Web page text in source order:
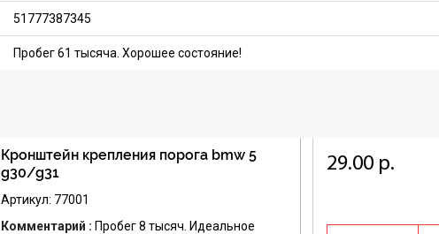
51777387345
Пробег 61 тысяча. Хорошее состояние!
Кронштейн крепления порога bmw 5
g30/g31
Артикул: 77001
Комментарий : Пробег 8 тысяч. Идеальное
29.00 р.